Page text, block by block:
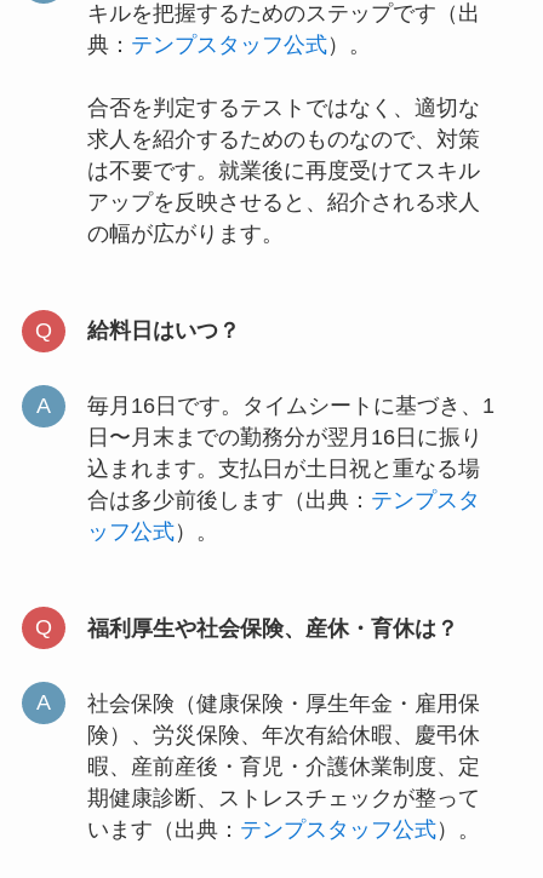
キルを把握するためのステップです（出
典： テンプスタッフ公式）。
合否を判定するテストではなく、適切な
求人を紹介するためのものなので、対策
は不要です。就業後に再度受けてスキル
アップを反映させると、紹介される求人
の幅が広がります。
給料日はいつ？
毎月16日です。タイムシートに基づき、1
日〜月末までの勤務分が翌月16日に振り
込まれます。支払日が土日祝と重なる場
合は多少前後します（出典： テンプスタ
ッフ公式）。
福利厚生や社会保険、産休・育休は？
社会保険（健康保険・厚生年金・雇用保
険）、労災保険、年次有給休暇、慶弔休
暇、産前産後・育児・介護休業制度、定
期健康診断、ストレスチェックが整って
います（出典： テンプスタッフ公式）。